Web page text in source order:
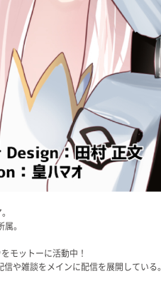
。
モットーに活動中！
や雑談をメインに配信を展開している。